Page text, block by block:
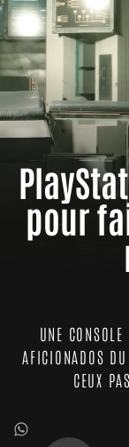
pour
UNE
AFICIONADOS
CEUX